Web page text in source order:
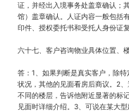
证，并经出入境事务处盖章确认；
馆）盖章确认。人证内容一般包括
印件、授权委托书和受托人身份证复
六十七、客户咨询物业具体位置、
答：1、如果判断是真实客户，除
状况，其他的见面看房后商议。2
不同的楼层，告诉他附近显著的标
见面时详细介绍。3、可说在某大